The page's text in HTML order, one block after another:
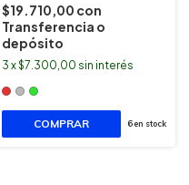
$19.710,00 con
Transferencia o
depósito
3 x$7.300,00 sin interés
COMPRAR 6en stock